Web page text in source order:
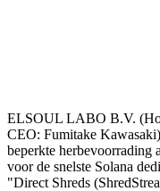
ELSOUL LABO B.V.
CEO: Fumitake
beperkte herbevoorrading
voor de snelste Solana
"Direct Shreds